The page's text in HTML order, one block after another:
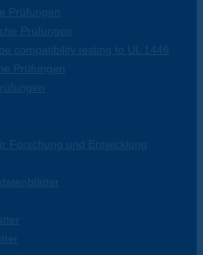
Prüfungen
Prüfungen
compatibility testing to UL 1446
Prüfungen
Forschung und Entwicklung